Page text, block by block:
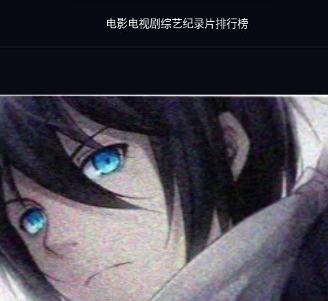
电影电视剧综艺纪录片排行榜